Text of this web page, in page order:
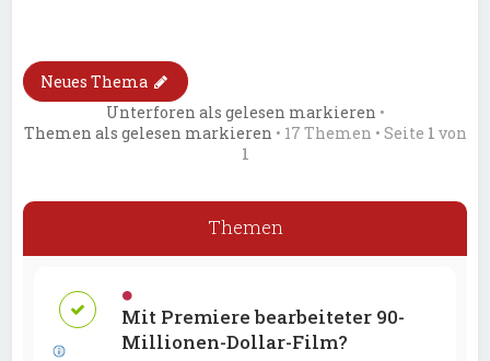
Neues Thema
Unterforen als gelesen markieren •
Themen als gelesen markieren • 17 Themen • Seite 1 von
1
Themen
Mit Premiere bearbeiteter 90-
Millionen-Dollar-Film?